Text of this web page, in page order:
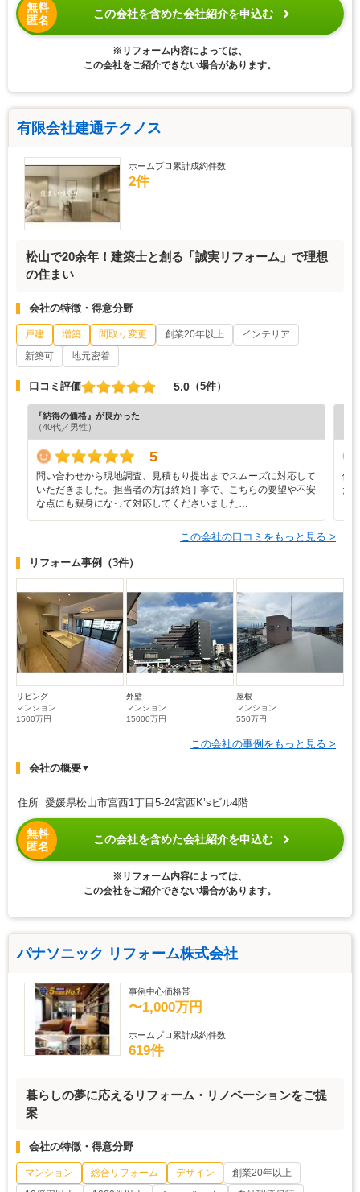
無料
匿名
この会社を含めた会社紹介を申込む
※リフォーム内容によっては、
この会社をご紹介できない場合があります。
有限会社建通テクノス
ホームプロ累計成約件数
2件
松山で20余年！建築士と創る「誠実リフォーム」で理想
の住まい
会社の特徴・得意分野
戸建 増築 間取り変更 創業20年以上
インテリア
新築可
地元密着
口コミ評価 5.0 （5件）
『納得の価格』が良かった
（40代／男性）
5
問い合わせから現地調査、見積もり提出までスムーズに対応して
いただきました。担当者の方は終始丁寧で、こちらの要望や不安
な点にも親身になって対応してくださいました…
他
た
この会社の口コミをもっと見る >
リフォーム事例 （3件）
リビング
マンション
1500万円
外壁
マンション
15000万円
屋根
マンション
550万円
この会社の事例をもっと見る >
会社の概要▼
住所 愛媛県松山市宮西1丁目5-24宮西K’sビル4階
無料
匿名
この会社を含めた会社紹介を申込む
※リフォーム内容によっては、
この会社をご紹介できない場合があります。
パナソニック リフォーム株式会社
事例中心価格帯
〜1,000万円
ホームプロ累計成約件数
619件
暮らしの夢に応えるリフォーム・リノベーションをご提
案
会社の特徴・得意分野
マンション 総合リフォーム デザイン
創業20年以上